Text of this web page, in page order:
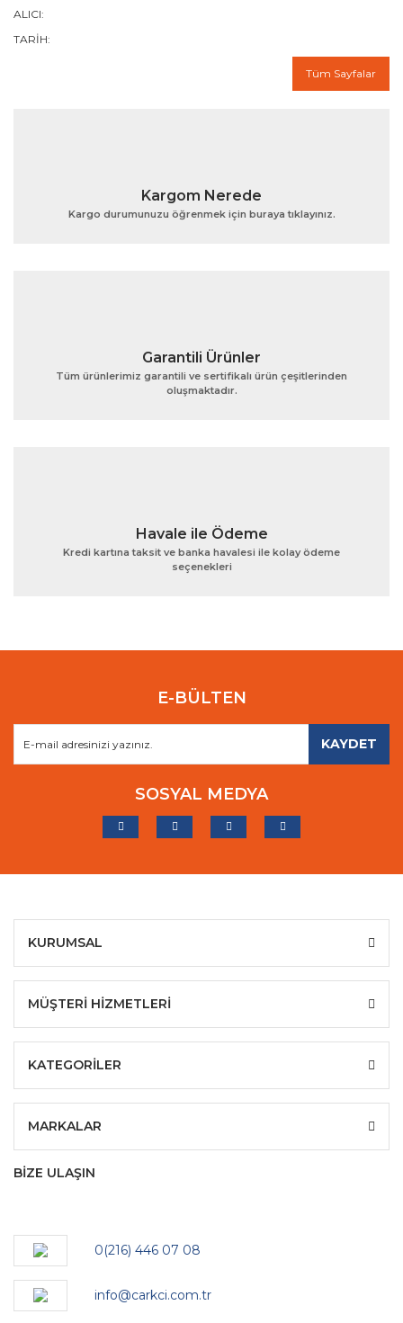
ALICI:
TARİH:
Tüm Sayfalar
Kargom Nerede
Kargo durumunuzu öğrenmek için buraya tıklayınız.
Garantili Ürünler
Tüm ürünlerimiz garantili ve sertifikalı ürün çeşitlerinden
oluşmaktadır.
Havale ile Ödeme
Kredi kartına taksit ve banka havalesi ile kolay ödeme
seçenekleri
E-BÜLTEN
KAYDET
SOSYAL MEDYA
KURUMSAL
MÜŞTERİ HİZMETLERİ
KATEGORİLER
MARKALAR
BİZE ULAŞIN
0(216) 446 07 08
info@carkci.com.tr